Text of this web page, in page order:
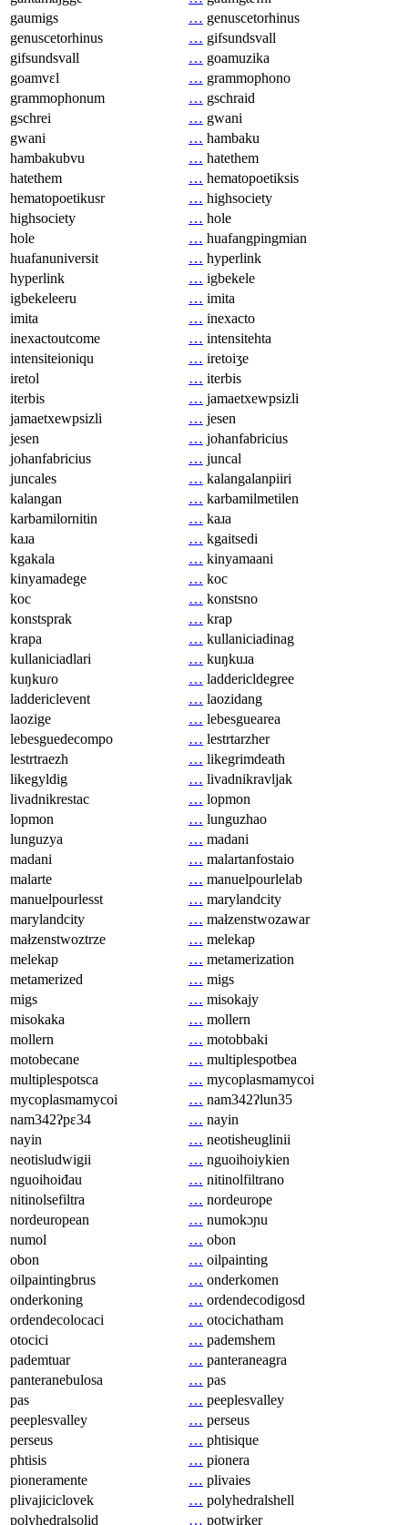
gaumigs
… genuscetorhinus
genuscetorhinus
… gifsundsvall
gifsundsvall
… goamuzika
goamvɛl
… grammophono
grammophonum
… gschraid
gschrei
… gwani
gwani
… hambaku
hambakubvu
… hatethem
hatethem
… hematopoetiksis
hematopoetikusr
… highsociety
highsociety
… hole
hole
… huafangpingmian
huafanuniversit
… hyperlink
hyperlink
… igbekele
igbekeleeru
… imita
imita
… inexacto
inexactoutcome
… intensitehta
intensiteioniqu
… iretoiʒe
iretol
… iterbis
iterbis
… jamaetxewpsizli
jamaetxewpsizli
… jesen
jesen
… johanfabricius
johanfabricius
… juncal
juncales
… kalangalanpiiri
kalangan
… karbamilmetilen
karbamilornitin
… kaɹa
kaɹa
… kgaitsedi
kgakala
… kinyamaani
kinyamadege
… koc
koc
… konstsno
konstsprak
… krap
krapa
… kullaniciadinag
kullaniciadlari
… kuŋkuɹa
kuŋkuɾo
… laddericldegree
laddericlevent
… laozidang
laozige
… lebesguearea
lebesguedecompo
… lestrtarzher
lestrtraezh
… likegrimdeath
likegyldig
… livadnikravljak
livadnikrestac
… lopmon
lopmon
… lunguzhao
lunguzya
… madani
madani
… malartanfostaio
malarte
… manuelpourlelab
manuelpourlesst
… marylandcity
marylandcity
… małzenstwozawar
małzenstwoztrze
… melekap
melekap
… metamerization
metamerized
… migs
migs
… misokajy
misokaka
… mollern
mollern
… motobbaki
motobecane
… multiplespotbea
multiplespotsca
… mycoplasmamycoi
mycoplasmamycoi
… nam342ʔlun35
nam342ʔpɛ34
… nayin
nayin
… neotisheuglinii
neotisludwigii
… nguoihoiykien
nguoihoiđau
… nitinolfiltrano
nitinolsefiltra
… nordeurope
nordeuropean
… numokɔɲu
numol
… obon
obon
… oilpainting
oilpaintingbrus
… onderkomen
onderkoning
… ordendecodigosd
ordendecolocaci
… otocichatham
otocici
… pademshem
pademtuar
… panteraneagra
panteranebulosa
… pas
pas
… peeplesvalley
peeplesvalley
… perseus
perseus
… phtisique
phtisis
… pionera
pioneramente
… plivaies
plivajiciclovek
… polyhedralshell
polyhedralsolid
… potwirker